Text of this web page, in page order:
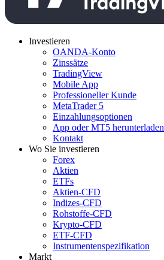
Investieren
OANDA-Konto
Zinssätze
TradingView
Mobile App
Professioneller Kunde
MetaTrader 5
Einzahlungsoptionen
App oder MT5 herunterladen
Kontakt
Wo Sie investieren
Forex
Aktien
ETFs
Aktien-CFD
Indizes-CFD
Rohstoffe-CFD
Krypto-CFD
ETF-CFD
Instrumentenspezifikation
Markt